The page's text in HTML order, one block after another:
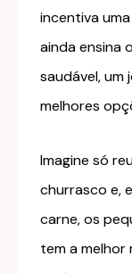
incentiva
ainda ensina
saudável, um
melhores
Imagine só
churrasco e,
carne, os
tem a melhor